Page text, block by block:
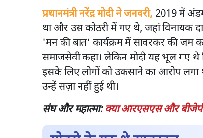
प्रधानमंत्री नरेंद्र मोदी ने जनवरी, 2019 में
था और उस कोठरी में गए थे, जहां विनायक
'मन की बात' कार्यक्रम में सावरकर की जम
समाजसेवी कहा। लेकिन मोदी यह भूल गए थे
इसके लिए लोगों को उकसाने का आरोप लगा
उन्हें सज़ा नहीं हुई थी।
संघ और महात्मा:क्या आरएसएस और बीजेपी